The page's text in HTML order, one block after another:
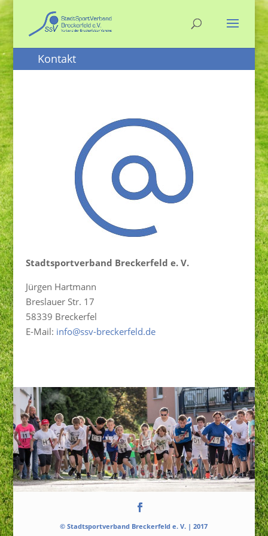
Kontakt
Stadtsportverband Breckerfeld e. V.
Jürgen Hartmann
Breslauer Str. 17
58339 Breckerfel
E-Mail: info@ssv-breckerfeld.de
© Stadtsportverband Breckerfeld e. V. | 2017